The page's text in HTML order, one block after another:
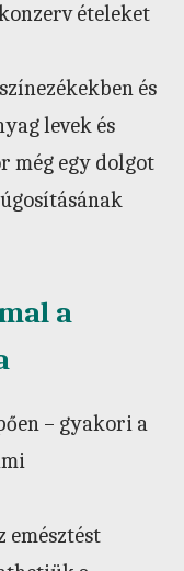
ételeket
és
levek és
még egy dolgot
a
– gyakori a
emésztést